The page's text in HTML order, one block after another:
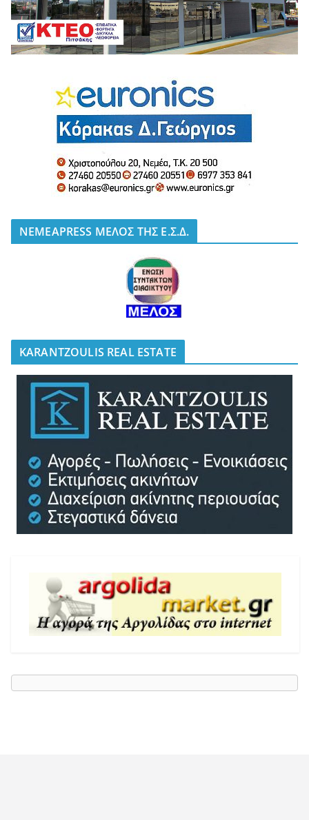
NEMEAPRESS ΜΕΛΟΣ ΤΗΣ Ε.Σ.Δ.
KARANTZOULIS REAL ESTATE